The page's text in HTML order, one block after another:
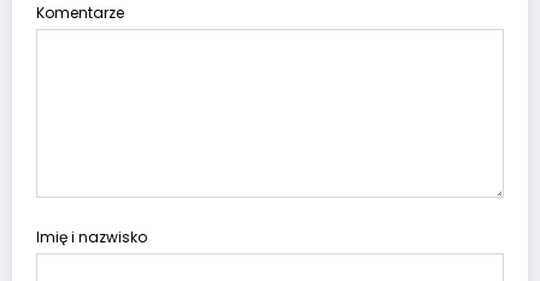
Komentarze
Imię i nazwisko